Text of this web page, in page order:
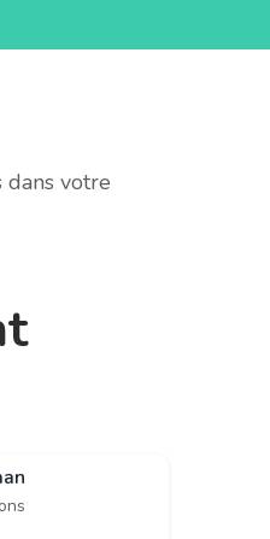
dans votre